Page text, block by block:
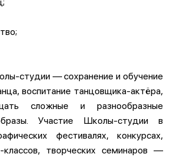
студии — сохранение и обучение
воспитание танцовщика-актёра,
сложные и разнообразные
Участие Школы-студии в
фестивалях, конкурсах,
творческих семинаров —